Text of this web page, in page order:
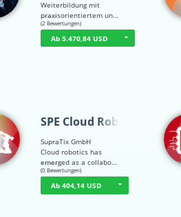
Weiterbildung mit
praxisorientiertem un…
☆☆☆ ☆☆
(2 Bewertungen)
Ab 5.470,84 USD
SPE Cloud Robot…
SupraTix GmbH
Cloud robotics has
emerged as a collabo…
☆☆☆☆☆
(0 Bewertungen)
Ab 404,14 USD